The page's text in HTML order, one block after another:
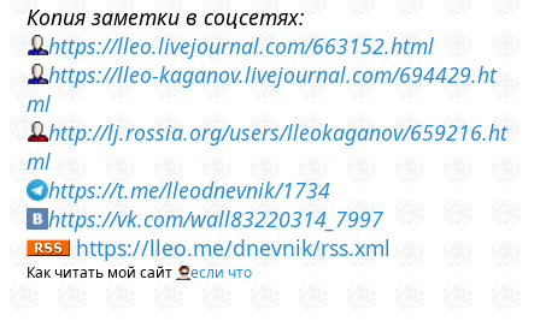
Копия заметки в соцсетях:
https://lleo.livejournal.com/663152.html
https://lleo-kaganov.livejournal.com/694429.ht
ml
http://lj.rossia.org/users/lleokaganov/659216.ht
ml
https://t.me/lleodnevnik/1734
https://vk.com/wall83220314_7997
https://lleo.me/dnevnik/rss.xml
Как читать мой сайт если что